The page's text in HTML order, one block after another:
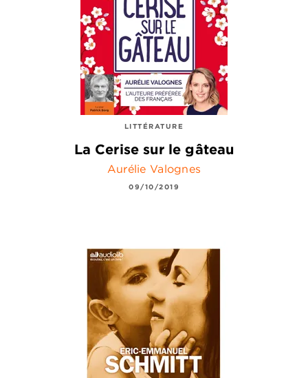
LITTÉRATURE
La Cerise sur le gâteau
Aurélie Valognes
09/10/2019